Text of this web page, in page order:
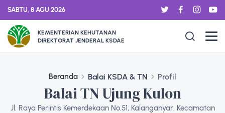
SABTU, 8 AGU 2026
KEMENTERIAN KEHUTANAN
DIREKTORAT JENDERAL KSDAE
Beranda Balai KSDA & TN Profil
Balai TN Ujung Kulon
Jl. Raya Perintis Kemerdekaan No.51, Kalanganyar, Kecamatan